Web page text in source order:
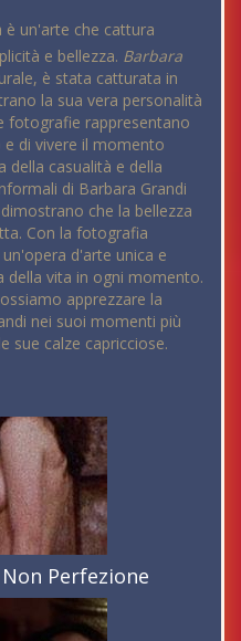
un'arte che cattura
e bellezza. Barbara
è stata catturata in
la sua vera personalità
fotografie rappresentano
di vivere il momento
della casualità e della
di Barbara Grandi
che la bellezza
Con la fotografia
d'arte unica e
della vita in ogni momento.
apprezzare la
nei suoi momenti più
sue calze capricciose.
Perfezione